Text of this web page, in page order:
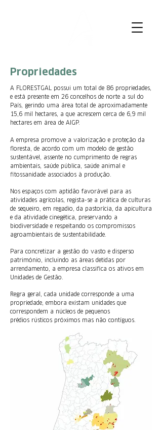
Propriedades
A FLORESTGAL possui um total de 86 propriedades,
e está presente em 26 concelhos de norte a sul do
País, gerindo uma área total de aproximadamente
15,6 mil hectares, a que acrescem cerca de 6,9 mil
hectares em área de AIGP.
A empresa promove a valorização e proteção da
floresta, de acordo com um modelo de gestão
sustentável, assente no cumprimento de regras
ambientais, saúde pública, saúde animal e
fitossanidade associados à produção.
Nos espaços com aptidão favorável para as
atividades agrícolas, regista-se a prática de culturas
de sequeiro, em regadio, da pastorícia, da apicultura
e da atividade cinegética, preservando a
biodiversidade e respeitando os compromissos
agroambientais de sustentabilidade.
Para concretizar a gestão do vasto e disperso
património, incluindo as áreas detidas por
arrendamento, a empresa classifica os ativos em
Unidades de Gestão.
Regra geral, cada unidade corresponde a uma
propriedade, embora existam unidades que
correspondem a núcleos de pequenos
prédios rústicos próximos mas não contíguos.